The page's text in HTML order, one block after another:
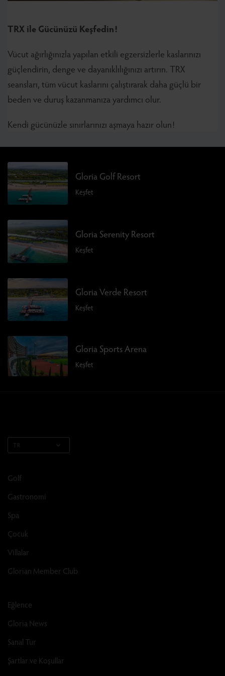
TRX ile Gücünüzü Keşfedin!
Vücut ağırlığınızla yapılan etkili egzersizlerle kaslarınızı
güçlendirin, denge ve dayanıklılığınızı artırın. TRX
seansları, tüm vücut kaslarını çalıştırarak daha güçlü bir
beden ve duruş kazanmanıza yardımcı olur.
Kendi gücünüzle sınırlarınızı aşmaya hazır olun!
Gloria Golf Resort
Keşfet
Gloria Serenity Resort
Keşfet
Gloria Verde Resort
Keşfet
Gloria Sports Arena
Keşfet
TR
Golf
Gastronomi
Spa
Çocuk
Villalar
Glorian Member Club
Eğlence
Gloria News
Sanal Tur
Şartlar ve Koşullar